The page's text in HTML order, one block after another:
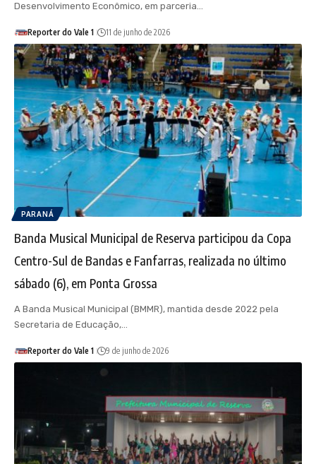
Desenvolvimento Econômico, em parceria…
Reporter do Vale 1 11 de junho de 2026
PARANÁ
Banda Musical Municipal de Reserva participou da Copa
Centro-Sul de Bandas e Fanfarras, realizada no último
sábado (6), em Ponta Grossa
A Banda Musical Municipal (BMMR), mantida desde 2022 pela
Secretaria de Educação,…
Reporter do Vale 1 9 de junho de 2026